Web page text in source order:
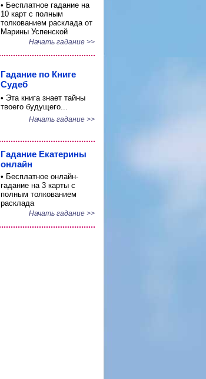
• Бесплатное гадание на
10 карт с полным
толкованием расклада от
Марины Успенской
Начать гадание >>
Гадание по Книге
Судеб
• Эта книга знает тайны
твоего будущего...
Начать гадание >>
Гадание Екатерины
онлайн
• Бесплатное онлайн-
гадание на 3 карты с
полным толкованием
расклада
Начать гадание >>